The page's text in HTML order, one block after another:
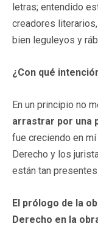
letras; entendido
creadores
bien leguleyos y
¿Con qué
En un principio no
arrastrar por una
fue creciendo en
Derecho y los
están tan
El prólogo de la
Derecho en la